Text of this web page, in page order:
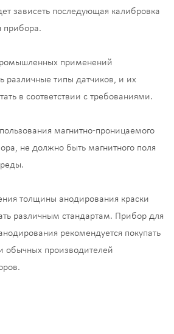
зависеть последующая калибровка
прибора.
применений
различные типы датчиков, и их
в соответствии с требованиями.
магнитно-проницаемого
не должно быть магнитного поля
толщины анодирования краски
различным стандартам. Прибор для
рекомендуется покупать
обычных производителей